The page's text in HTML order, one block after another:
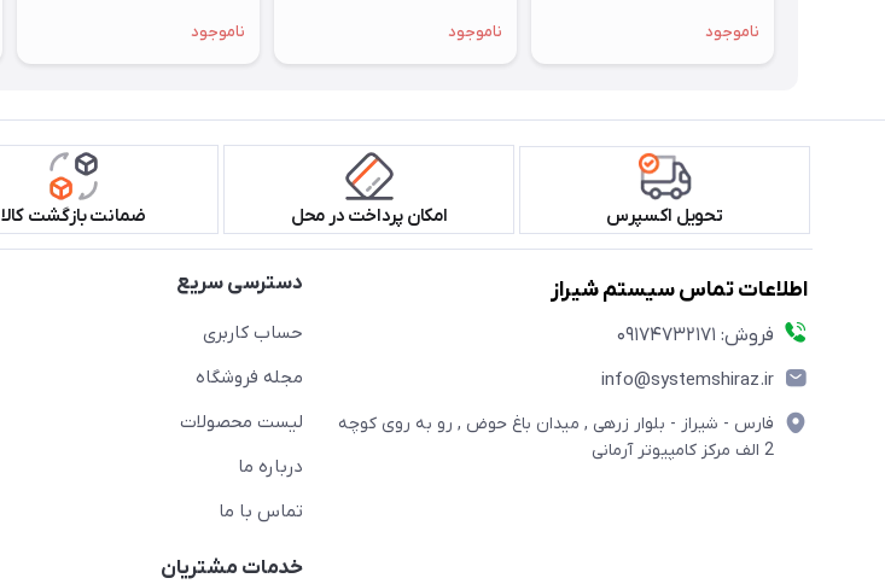
ناموجود
ناموجود
ناموجود
تحویل اکسپرس امکان پرداخت در محل ضمانت بازگشت کالا
اطلاعات تماس سیستم شیراز
فروش: 09174732171
info@systemshiraz.ir
فارس - شیراز - بلوار زرهی , میدان باغ حوض , رو به روی کوچه
2 الف مرکز کامپیوتر آرمانی
دسترسی سریع
حساب کاربری
مجله فروشگاه
لیست محصولات
درباره ما
تماس با ما
خدمات مشتریان